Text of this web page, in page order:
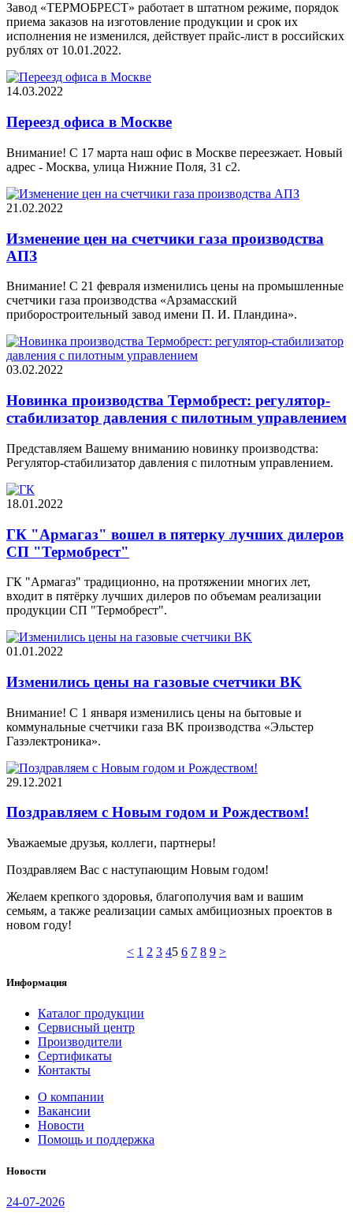
Завод «ТЕРМОБРЕСТ» работает в штатном режиме, порядок
приема заказов на изготовление продукции и срок их
исполнения не изменился, действует прайс-лист в российских
рублях от 10.01.2022.
14.03.2022
Переезд офиса в Москве
Внимание! С 17 марта наш офис в Москве переезжает. Новый
адрес - Москва, улица Нижние Поля, 31 с2.
21.02.2022
Изменение цен на счетчики газа производства
АПЗ
Внимание! С 21 февраля изменились цены на промышленные
счетчики газа производства «Арзамасский
приборостроительный завод имени П. И. Пландина».
03.02.2022
Новинка производства Термобрест: регулятор-
стабилизатор давления с пилотным управлением
Представляем Вашему вниманию новинку производства:
Регулятор-стабилизатор давления с пилотным управлением.
18.01.2022
ГК "Армагаз" вошел в пятерку лучших дилеров
СП "Термобрест"
ГК "Армагаз" традиционно, на протяжении многих лет,
входит в пятёрку лучших дилеров по объемам реализации
продукции СП "Термобрест".
01.01.2022
Изменились цены на газовые счетчики BK
Внимание! C 1 января изменились цены на бытовые и
коммунальные счетчики газа BK производства «Эльстер
Газэлектроника».
29.12.2021
Поздравляем с Новым годом и Рождеством!
Уважаемые друзья, коллеги, партнеры!
Поздравляем Вас с наступающим Новым годом!
Желаем крепкого здоровья, благополучия вам и вашим
семьям, а также реализации самых амбициозных проектов в
новом году!
< 1 2 3 45 6 7 8 9 >
Информация
Каталог продукции
Сервисный центр
Производители
Сертификаты
Контакты
О компании
Вакансии
Новости
Помощь и поддержка
Новости
24-07-2026